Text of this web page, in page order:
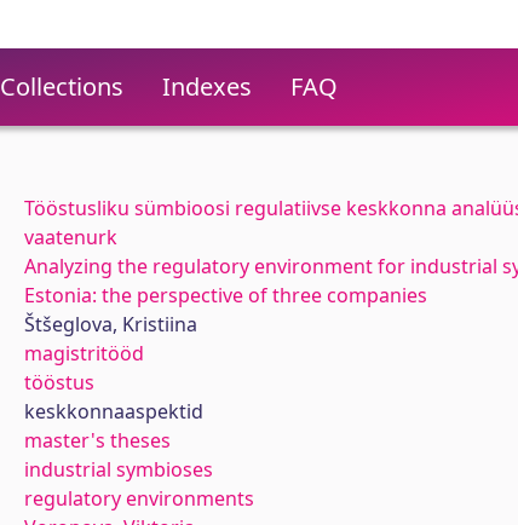
Collections Indexes FAQ
Tööstusliku sümbioosi regulatiivse keskkonna
vaatenurk
Analyzing the regulatory environment for industrial
Estonia: the perspective of three companies
Štšeglova, Kristiina
magistritööd
tööstus
keskkonnaaspektid
master's theses
industrial symbioses
regulatory environments